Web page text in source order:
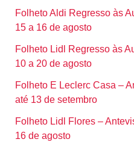
Folheto Aldi Regresso às
15 a 16 de agosto
Folheto Lidl Regresso às
10 a 20 de agosto
Folheto E Leclerc Casa –
até 13 de setembro
Folheto Lidl Flores –
16 de agosto